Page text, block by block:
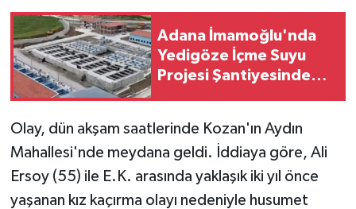
Adana İmamoğlu'nda
Yedigöze İçme Suyu
Projesi Şantiyesinde
Olay, dün akşam saatlerinde Kozan'ın Aydın
Mahallesi'nde meydana geldi. İddiaya göre, Ali
Ersoy (55) ile E.K. arasında yaklaşık iki yıl önce
yaşanan kız kaçırma olayı nedeniyle husumet